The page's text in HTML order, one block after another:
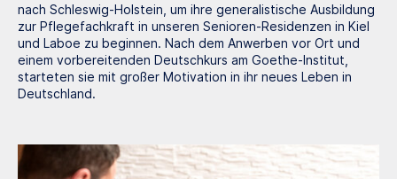
nach Schleswig-Holstein, um ihre generalistische Ausbildung
zur Pflegefachkraft in unseren Senioren-Residenzen in Kiel
und Laboe zu beginnen. Nach dem Anwerben vor Ort und
einem vorbereitenden Deutschkurs am Goethe-Institut,
starteten sie mit großer Motivation in ihr neues Leben in
Deutschland.